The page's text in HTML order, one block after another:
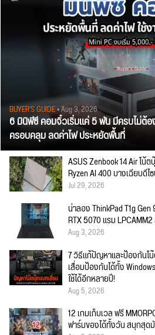
BUYER'S GUIDE• Aug 3, 2026
6 มินิพีซี คอมจิ๋วเริ่มแค่ 5 พัน มีครบไม่ต้
ครอบคลุม ลดค่าไฟ ประหยัดพื้นที่
ASUS Zenbook 14 Air โน้
Ryzen AI 400 บางเฉียบดีไ
Jul 29, 2026
น่าลอง ThinkPad T1g
RTX 5070 แรม
Aug 3, 2026
7 วิธีแก้ปัญหาและป้องกันโ
เสื่อมป้องกันได้ทั้ง
ใช้ได้อีกหลายปี!
Aug 5, 2026
12 เกมเก็บเวล ฟรี
ฟาร์มของได้ทั้งวัน สนุกสุ